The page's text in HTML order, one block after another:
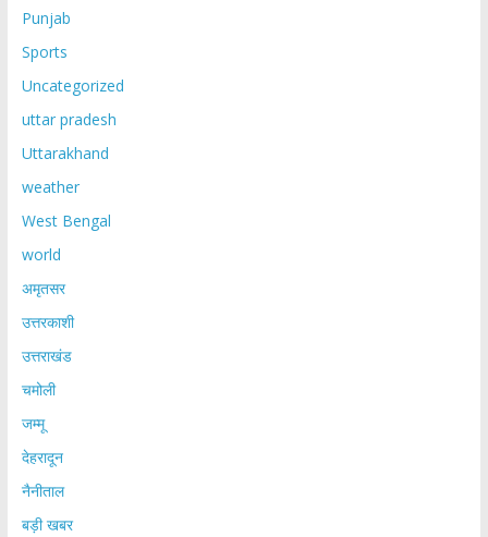
Punjab
Sports
Uncategorized
uttar pradesh
Uttarakhand
weather
West Bengal
world
अमृतसर
उत्तरकाशी
उत्तराखंड
चमोली
जम्मू
देहरादून
नैनीताल
बड़ी खबर